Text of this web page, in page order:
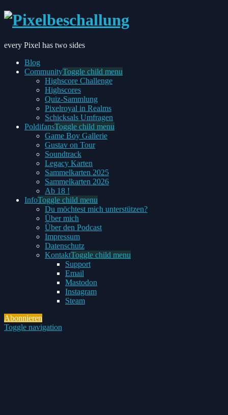
every Pixel has two sides
Blog
CommunityToggle child menu
Highscore Challenge
Highscores
Quiz-Sammlung
Pixelroyal in Realms
Schicksals Umfragen
PoldifansToggle child menu
Game Boy Gallerie
Gustav on Tour
Soundtrack
Legacy Karten
Sammelkarten 2025
Sammelkarten 2026
Ab 18 !
InfoToggle child menu
Du möchtest mich unterstützen?
Über mich
Über den Podcast
Impressum
Datenschutz
KontaktToggle child menu
Support
Email
Mastodon
Instagram
Steam
Abonnieren
Toggle navigation